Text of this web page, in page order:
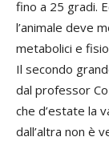
fino a 25 gradi.
l’animale deve
metabolici e
Il secondo
dal professor
che d’estate la
dall’altra non è